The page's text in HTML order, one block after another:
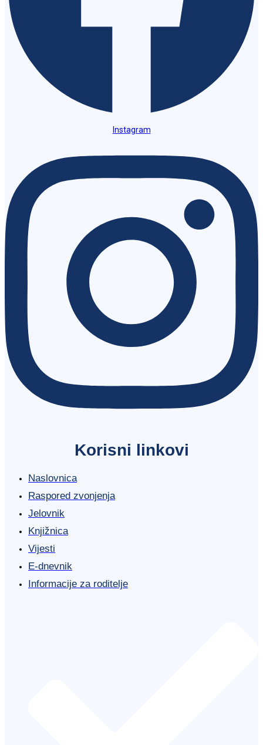
Instagram
Korisni linkovi
Naslovnica
Raspored zvonjenja
Jelovnik
Knjižnica
Vijesti
E-dnevnik
Informacije za roditelje